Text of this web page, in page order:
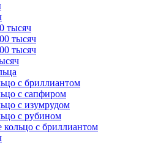
тысяч
тысяч
тысяч
с бриллиантом
с сапфиром
с изумрудом
с рубином
кольцо с бриллиантом